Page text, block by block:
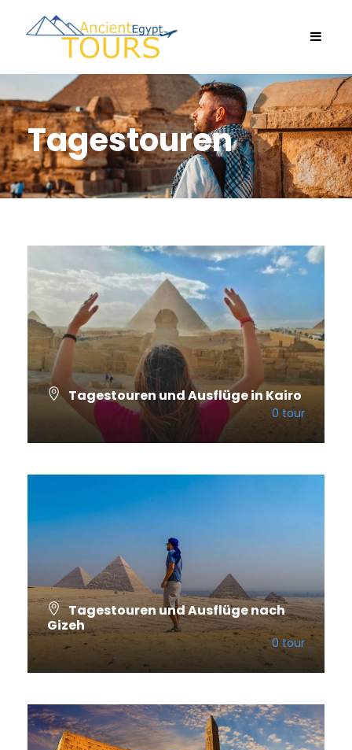
Tagestouren
Tagestouren und Ausflüge in Kairo
0 tour
Tagestouren und Ausflüge nach
Gizeh
0 tour